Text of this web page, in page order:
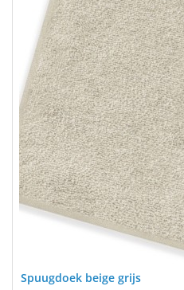
Spuugdoek beige grijs